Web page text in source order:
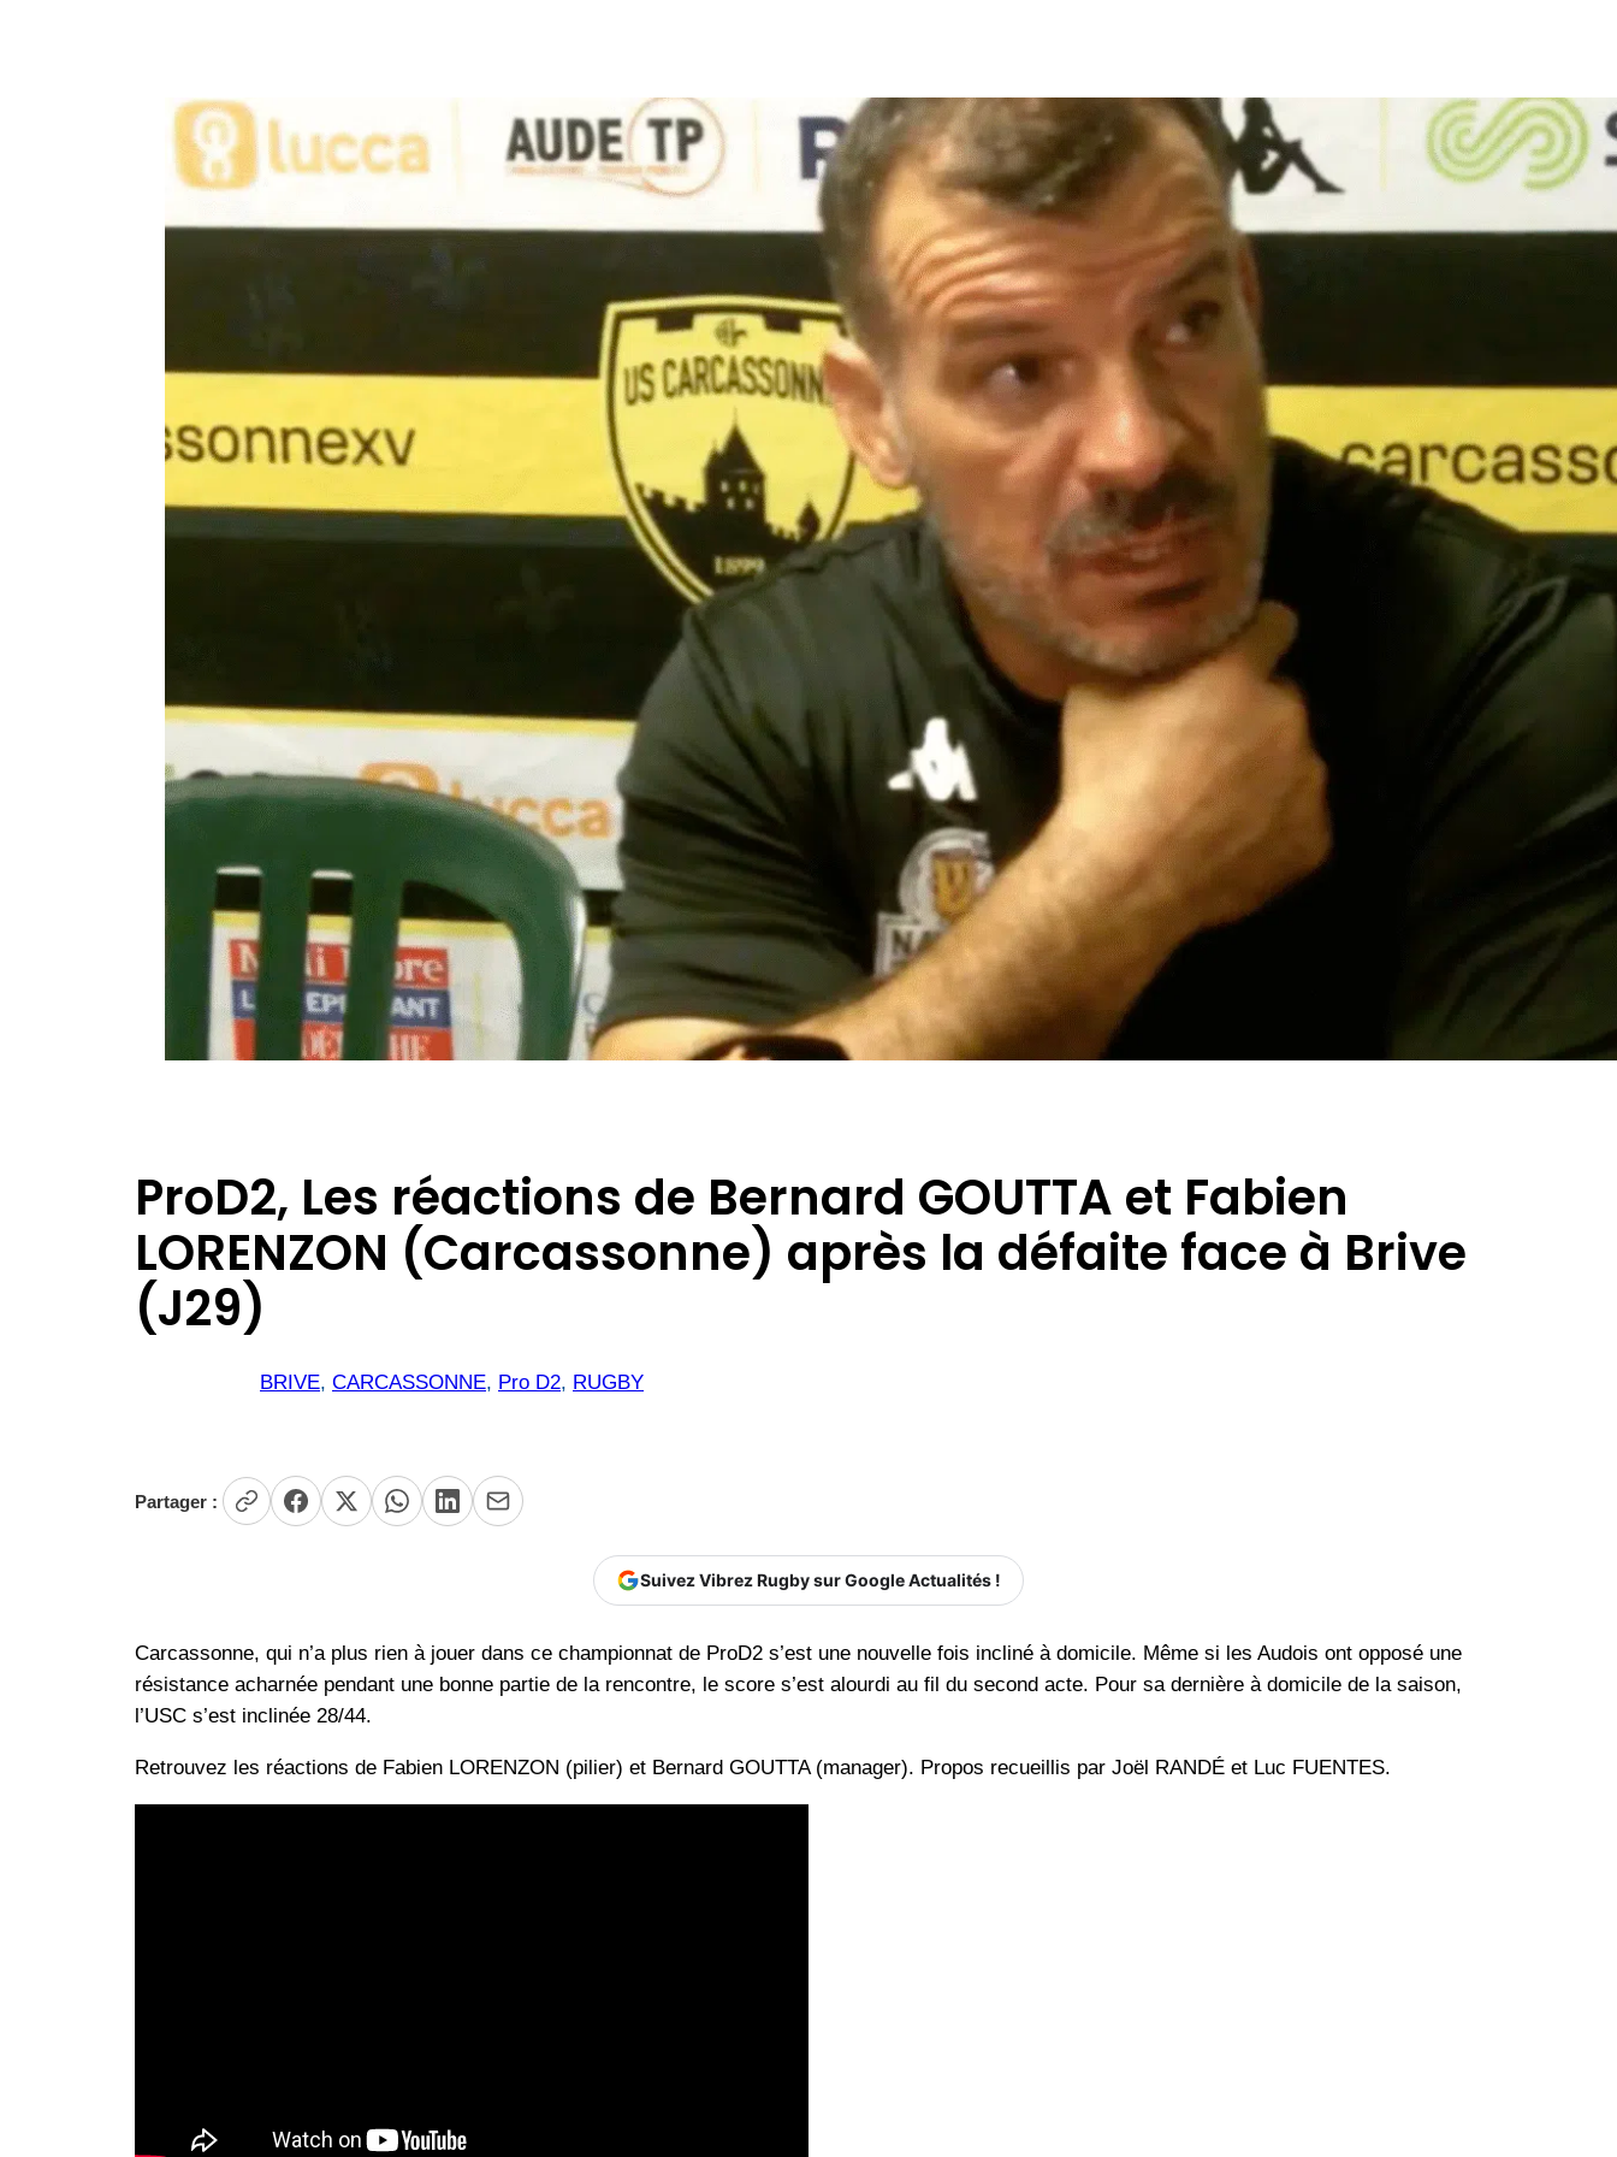
ProD2, Les réactions de Bernard GOUTTA et Fabien
LORENZON (Carcassonne) après la défaite face à Brive
(J29)
BRIVE, CARCASSONNE, Pro D2, RUGBY
Partager :
Suivez Vibrez Rugby sur Google Actualités !
Carcassonne, qui n’a plus rien à jouer dans ce championnat de ProD2 s’est une nouvelle fois incliné à domicile. Même si les Audois ont opposé une
résistance acharnée pendant une bonne partie de la rencontre, le score s’est alourdi au fil du second acte. Pour sa dernière à domicile de la saison,
l’USC s’est inclinée 28/44.
Retrouvez les réactions de Fabien LORENZON (pilier) et Bernard GOUTTA (manager). Propos recueillis par Joël RANDÉ et Luc FUENTES.